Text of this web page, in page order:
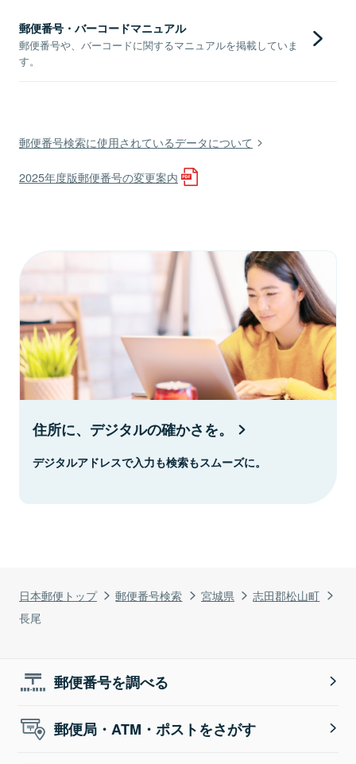
日本郵便トップ 郵便番号検索 宮城県
志田郡松山町
長尾
郵便番号・バーコードマニュアル
郵便番号や、バーコードに関するマニュアルを掲載していま
す。
郵便番号検索に使用されているデータについて
2025年度版郵便番号の変更案内
住所に、デジタルの確かさを。
デジタルアドレスで入力も検索もスムーズに。
郵便番号を調べる
郵便局・ATM・ポストをさがす